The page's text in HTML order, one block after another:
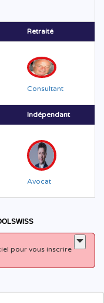
Retraité
Consultant
Indépendant
Avocat
pour vous inscrire